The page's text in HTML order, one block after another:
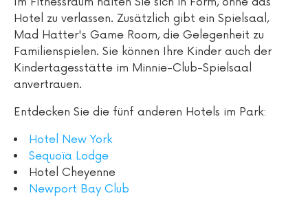
Hotel zu verlassen. Zusätzlich gibt ein Spielsaal,
Mad Hatter's Game Room, die Gelegenheit zu
Familienspielen. Sie können Ihre Kinder auch der
Kindertagesstätte im Minnie-Club-Spielsaal
anvertrauen.
Entdecken Sie die fünf anderen Hotels im Park:
Hotel New York
Sequoïa Lodge
Hotel Cheyenne
Newport Bay Club